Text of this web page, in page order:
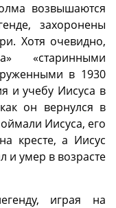
возвышаются
захоронены
Хотя очевидно,
«старинными
в 1930
и учебу Иисуса в
он вернулся в
Иисуса, его
кресте, а Иисус
и умер в возрасте
играя на